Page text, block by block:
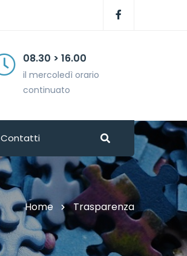
08.30 > 16.00
il mercoledì orario
continuato
Contatti
Home Trasparenza